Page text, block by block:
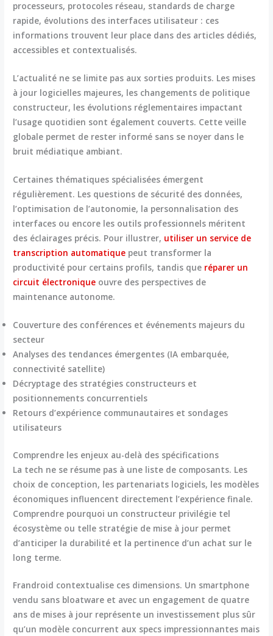
processeurs, protocoles réseau, standards de charge
rapide, évolutions des interfaces utilisateur : ces
informations trouvent leur place dans des articles dédiés,
accessibles et contextualisés.
L’actualité ne se limite pas aux sorties produits. Les mises
à jour logicielles majeures, les changements de politique
constructeur, les évolutions réglementaires impactant
l’usage quotidien sont également couverts. Cette veille
globale permet de rester informé sans se noyer dans le
bruit médiatique ambiant.
Certaines thématiques spécialisées émergent
régulièrement. Les questions de sécurité des données,
l’optimisation de l’autonomie, la personnalisation des
interfaces ou encore les outils professionnels méritent
des éclairages précis. Pour illustrer, utiliser un service de
transcription automatique peut transformer la
productivité pour certains profils, tandis que réparer un
circuit électronique ouvre des perspectives de
maintenance autonome.
Couverture des conférences et événements majeurs du
secteur
Analyses des tendances émergentes (IA embarquée,
connectivité satellite)
Décryptage des stratégies constructeurs et
positionnements concurrentiels
Retours d’expérience communautaires et sondages
utilisateurs
Comprendre les enjeux au-delà des spécifications
La tech ne se résume pas à une liste de composants. Les
choix de conception, les partenariats logiciels, les modèles
économiques influencent directement l’expérience finale.
Comprendre pourquoi un constructeur privilégie tel
écosystème ou telle stratégie de mise à jour permet
d’anticiper la durabilité et la pertinence d’un achat sur le
long terme.
Frandroid contextualise ces dimensions. Un smartphone
vendu sans bloatware et avec un engagement de quatre
ans de mises à jour représente un investissement plus sûr
qu’un modèle concurrent aux specs impressionnantes mais